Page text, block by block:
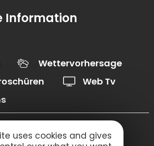
Information
Wettervorhersage
Web Tv
uses cookies and gives